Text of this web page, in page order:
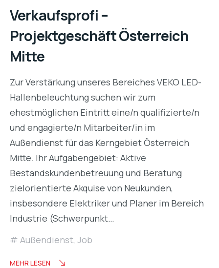
Verkaufsprofi –
Projektgeschäft Österreich
Mitte
Zur Verstärkung unseres Bereiches VEKO LED-
Hallenbeleuchtung suchen wir zum
ehestmöglichen Eintritt eine/n qualifizierte/n
und engagierte/n Mitarbeiter/in im
Außendienst für das Kerngebiet Österreich
Mitte. Ihr Aufgabengebiet: Aktive
Bestandskundenbetreuung und Beratung
zielorientierte Akquise von Neukunden,
insbesondere Elektriker und Planer im Bereich
Industrie (Schwerpunkt…
Außendienst, Job
MEHR LESEN